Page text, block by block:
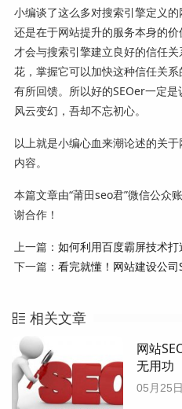
小编谈了这么多对搜索引擎定义
还是在于网站提升的服务本身的
才会与搜索引擎建立良好的信任
花，掌握它可以加快这种信任关
有所回馈。所以好的SEOer一定
风云变幻，吾却不忘初心。
以上就是小编心血来潮论述的关
内容。
本篇文章由“莆田seo君”微信公众账
谢合作！
上一篇： 如何利用百度霸屏技术
下一篇： 看完就懂！网站建设公司
相关文章
网站
无用功
05月25日